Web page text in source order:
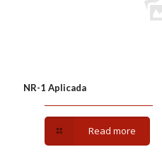
NR-1 Aplicada
Read more